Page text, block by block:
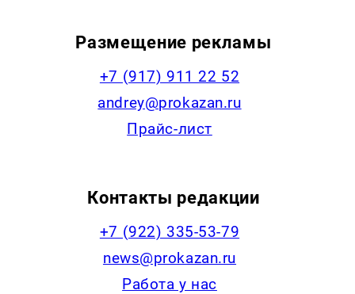
Размещение рекламы
+7 (917) 911 22 52
andrey@prokazan.ru
Прайс-лист
Контакты редакции
+7 (922) 335-53-79
news@prokazan.ru
Работа у нас